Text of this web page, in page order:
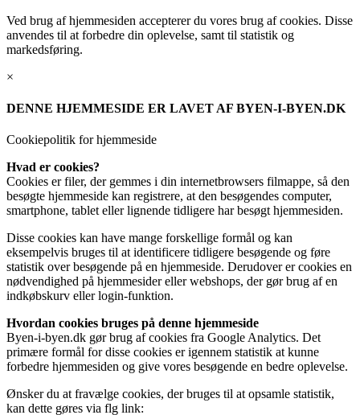
Ved brug af hjemmesiden accepterer du vores brug af cookies. Disse
anvendes til at forbedre din oplevelse, samt til statistik og
markedsføring.
×
DENNE HJEMMESIDE ER LAVET AF BYEN-I-BYEN.DK
Cookiepolitik for hjemmeside
Hvad er cookies?
Cookies er filer, der gemmes i din internetbrowsers filmappe, så den
besøgte hjemmeside kan registrere, at den besøgendes computer,
smartphone, tablet eller lignende tidligere har besøgt hjemmesiden.
Disse cookies kan have mange forskellige formål og kan
eksempelvis bruges til at identificere tidligere besøgende og føre
statistik over besøgende på en hjemmeside. Derudover er cookies en
nødvendighed på hjemmesider eller webshops, der gør brug af en
indkøbskurv eller login-funktion.
Hvordan cookies bruges på denne hjemmeside
Byen-i-byen.dk gør brug af cookies fra Google Analytics. Det
primære formål for disse cookies er igennem statistik at kunne
forbedre hjemmesiden og give vores besøgende en bedre oplevelse.
Ønsker du at fravælge cookies, der bruges til at opsamle statistik,
kan dette gøres via flg link: